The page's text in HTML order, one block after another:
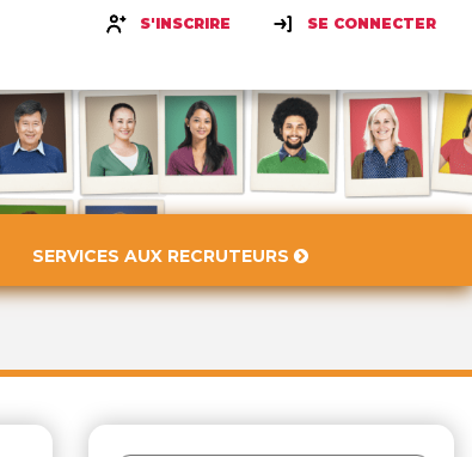
S'INSCRIRE SE CONNECTER
SERVICES AUX RECRUTEURS